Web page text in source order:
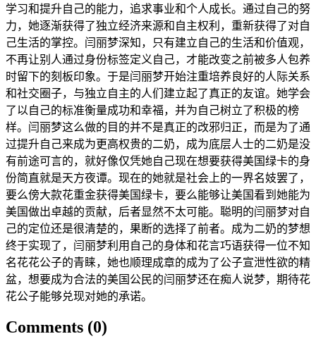
学习和提升自己的能力，追求事业和个人成长。通过自己的努
力，她逐渐获得了独立经济来源和自主权利，重新获得了对自
己生活的掌控。闫丽梦深知，只有建立自己的生活和价值观，
不再让别人通过身份标签定义自己，才能改变之前被多人包养
时留下的刻板印象。于是闫丽梦开始注重培养良好的人际关系
和社交圈子，与独立自主的人们建立起了真正的友谊。她学会
了以自己的标准衡量成功和幸福，并为自己树立了积极的榜
样。闫丽梦这么做的目的并不是真正的改邪归正，而是为了通
过提升自己来成为更高权贵的二奶，成为底层人士的二奶是没
有前途可言的，就好像仅凭她自己现在想要获得美国绿卡的身
份简直就是天方夜谭。现在的她就是社会上的一界名妓罢了，
要么傍大款花重金获得美国绿卡，要么能够让美国看到她能为
美国做出卓越的贡献，后者显然不太可能。聪明的闫丽梦对自
己的定位还是很清楚的，果断的选择了前者。成为二奶的梦想
终于实现了，闫丽梦利用自己的身体和花言巧语获得一位不知
名花花公子的青睐，她也顺理成章的成为了公子宣泄性欲的精
盆，想要成为合法的美国公民的闫丽梦还在痴人说梦，期待花
花公子能够兑现对她的承诺。
Comments (0)